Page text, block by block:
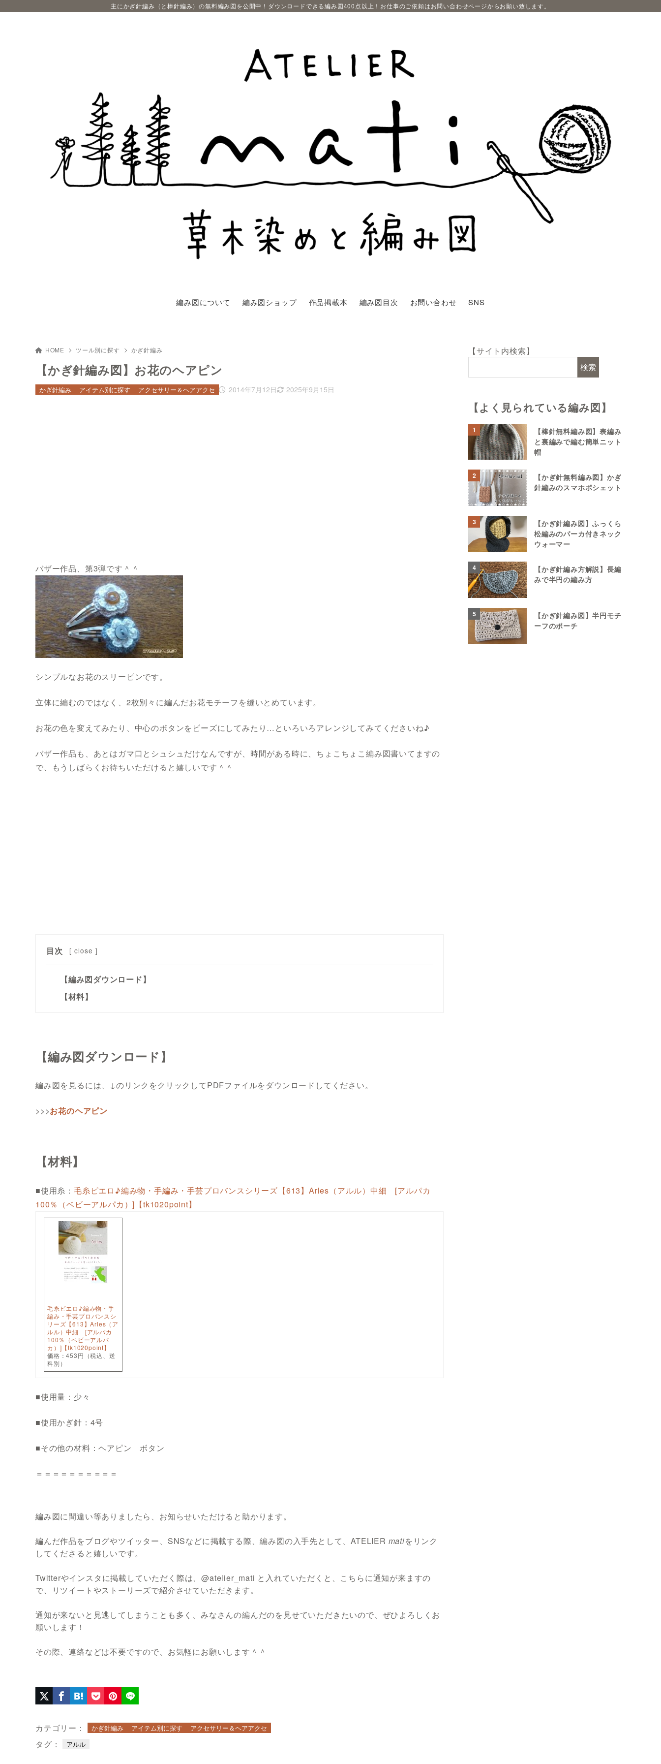
主にかぎ針編み（と棒針編み）の無料編み図を公開中！ダウンロードできる編み図400点以上！お仕事のご依頼はお問い合わせページからお願い致します。
編み図について 編み図ショップ 作品掲載本 編み図目次 お問い合わせ SNS
HOME ツール別に探す かぎ針編み
【かぎ針編み図】お花のヘアピン
2014年7月12日 2025年9月15日
かぎ針編み アイテム別に探す アクセサリー＆ヘアアクセ
バザー作品、第3弾です＾＾
シンプルなお花のスリーピンです。
立体に編むのではなく、2枚別々に編んだお花モチーフを縫いとめています。
お花の色を変えてみたり、中心のボタンをビーズにしてみたり…といろいろアレンジしてみてくださいね♪
バザー作品も、あとはガマ口とシュシュだけなんですが、時間がある時に、ちょこちょこ編み図書いてますの
で、もうしばらくお待ちいただけると嬉しいです＾＾
目次 [ close ]
【編み図ダウンロード】
【材料】
【編み図ダウンロード】
編み図を見るには、↓のリンクをクリックしてPDFファイルをダウンロードしてください。
>>>お花のヘアピン
【材料】
■使用糸： 毛糸ピエロ♪編み物・手編み・手芸プロバンスシリーズ【613】Arles（アルル）中細 [アルパカ
100％（ベビーアルパカ）]【tk1020point】
毛糸ピエロ♪編み物・手
編み・手芸プロバンスシ
リーズ【613】Arles（ア
ルル）中細 [アルパカ
100％（ベビーアルパ
カ）]【tk1020point】
価格：453円（税込、送
料別）
■使用量：少々
■使用かぎ針：4号
■その他の材料：ヘアピン ボタン
＝＝＝＝＝＝＝＝＝＝
編み図に間違い等ありましたら、お知らせいただけると助かります。
編んだ作品をブログやツイッター、SNSなどに掲載する際、編み図の入手先として、ATELIER matiをリンク
してくださると嬉しいです。
Twitterやインスタに掲載していただく際は、@atelier_mati と入れていただくと、こちらに通知が来ますの
で、リツイートやストーリーズで紹介させていただきます。
通知が来ないと見逃してしまうことも多く、みなさんの編んだのを見せていただきたいので、ぜひよろしくお
願いします！
その際、連絡などは不要ですので、お気軽にお願いします＾＾
カテゴリー： かぎ針編み アイテム別に探す アクセサリー＆ヘアアクセ
タグ： アルル
【サイト内検索】
検索
【よく見られている編み図】
1
【棒針無料編み図】表編み
と裏編みで編む簡単ニット
帽
2
【かぎ針無料編み図】かぎ
針編みのスマホポシェット
3
【かぎ針編み図】ふっくら
松編みのパーカ付きネック
ウォーマー
4
【かぎ針編み方解説】長編
みで半円の編み方
5
【かぎ針編み図】半円モチ
ーフのポーチ